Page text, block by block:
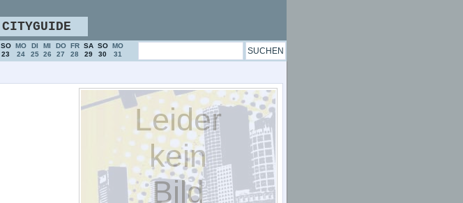
Leider
kein
Bild
CITYGUIDE
SO
23
MO
24
DI
25
MI
26
DO
27
FR
28
SA
29
SO
30
MO
31